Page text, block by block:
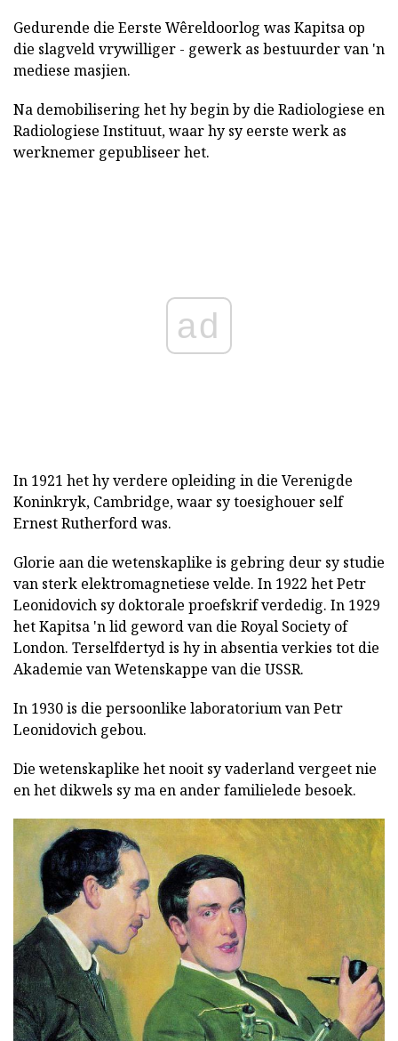
Gedurende die Eerste Wêreldoorlog was Kapitsa op
die slagveld vrywilliger - gewerk as bestuurder van 'n
mediese masjien.
Na demobilisering het hy begin by die Radiologiese en
Radiologiese Instituut, waar hy sy eerste werk as
werknemer gepubliseer het.
ad
In 1921 het hy verdere opleiding in die Verenigde
Koninkryk, Cambridge, waar sy toesighouer self
Ernest Rutherford was.
Glorie aan die wetenskaplike is gebring deur sy studie
van sterk elektromagnetiese velde. In 1922 het Petr
Leonidovich sy doktorale proefskrif verdedig. In 1929
het Kapitsa 'n lid geword van die Royal Society of
London. Terselfdertyd is hy in absentia verkies tot die
Akademie van Wetenskappe van die USSR.
In 1930 is die persoonlike laboratorium van Petr
Leonidovich gebou.
Die wetenskaplike het nooit sy vaderland vergeet nie
en het dikwels sy ma en ander familielede besoek.